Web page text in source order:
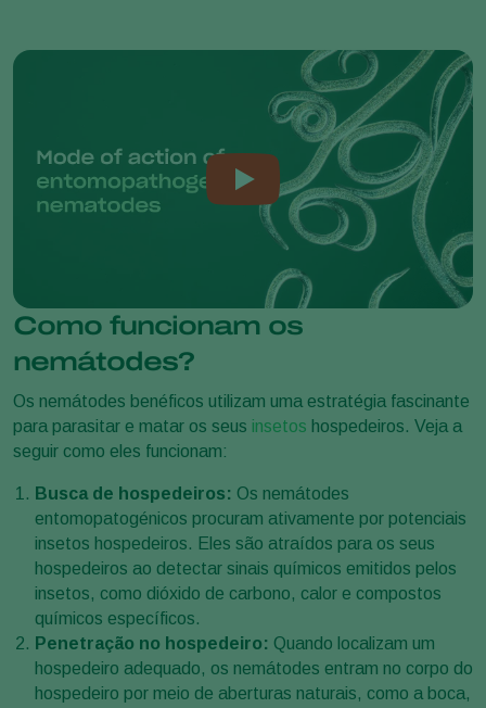
Como funcionam os
nemátodes?
Os nemátodes benéficos utilizam uma estratégia fascinante
para parasitar e matar os seus insetos hospedeiros. Veja a
seguir como eles funcionam:
Busca de hospedeiros: Os nemátodes
entomopatogénicos procuram ativamente por potenciais
insetos hospedeiros. Eles são atraídos para os seus
hospedeiros ao detectar sinais químicos emitidos pelos
insetos, como dióxido de carbono, calor e compostos
químicos específicos.
Penetração no hospedeiro: Quando localizam um
hospedeiro adequado, os nemátodes entram no corpo do
hospedeiro por meio de aberturas naturais, como a boca,